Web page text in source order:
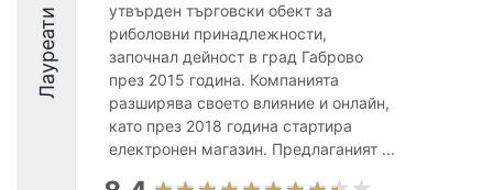
Лауреати
утвърден търговски обект за
риболовни принадлежности,
започнал дейност в град Габрово
през 2015 година. Компанията
разширява своето влияние и онлайн,
като през 2018 година стартира
електронен магазин. Предлаганият ...